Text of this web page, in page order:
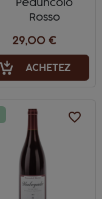
Peduncolo
Rosso
29,00 €
ACHETEZ
favorite_border